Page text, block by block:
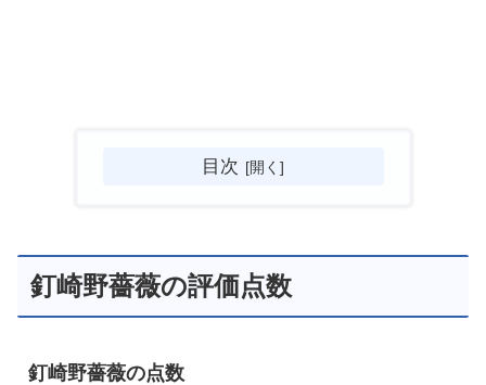
目次
釘崎野薔薇の評価点数
釘崎野薔薇の点数